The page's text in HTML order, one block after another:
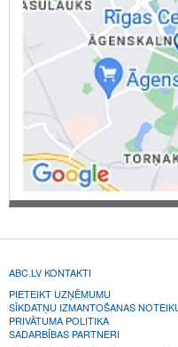
ABC.LV KONTAKTI
PIETEIKT UZŅĒMUMU
SĪKDATŅU IZMANTOŠANAS
PRIVĀTUMA POLITIKA
SADARBĪBAS PARTNERI